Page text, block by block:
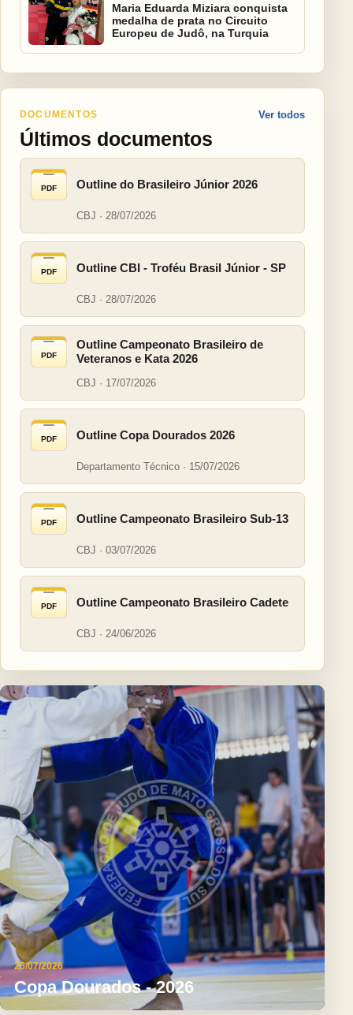
Maria Eduarda Miziara conquista
medalha de prata no Circuito
Europeu de Judô, na Turquia
DOCUMENTOS
Últimos documentos
Ver todos
PDF Outline do Brasileiro Júnior 2026
CBJ · 28/07/2026
PDF Outline CBI - Troféu Brasil Júnior - SP
CBJ · 28/07/2026
PDF
Outline Campeonato Brasileiro de
Veteranos e Kata 2026
CBJ · 17/07/2026
PDF Outline Copa Dourados 2026
Departamento Técnico · 15/07/2026
PDF Outline Campeonato Brasileiro Sub-13
CBJ · 03/07/2026
PDF Outline Campeonato Brasileiro Cadete
CBJ · 24/06/2026
25/07/2026
Copa Dourados - 2026